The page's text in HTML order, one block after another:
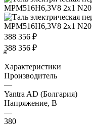
388 356 ₽
388 356 ₽
*
Характеристики
Производитель
—
Yantra AD (Болгария)
Напряжение, В
—
380